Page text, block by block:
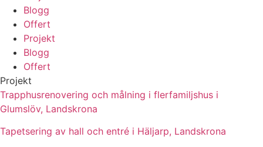
Blogg
Offert
Projekt
Blogg
Offert
Projekt
Trapphusrenovering och målning i flerfamiljshus i
Glumslöv, Landskrona
Tapetsering av hall och entré i Häljarp, Landskrona